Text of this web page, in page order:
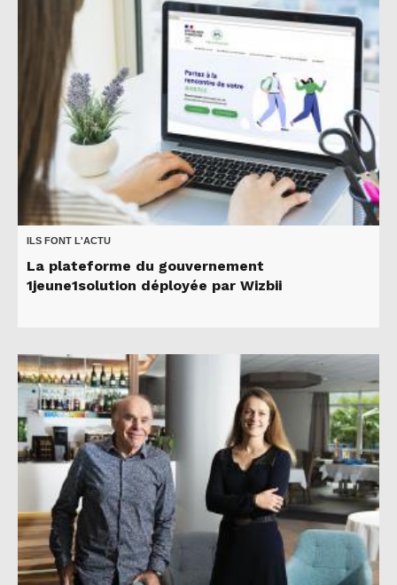
ILS FONT L'ACTU
La plateforme du gouvernement
1jeune1solution déployée par Wizbii